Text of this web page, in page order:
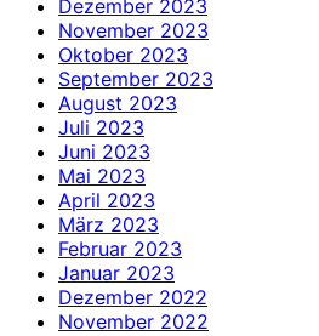
Dezember 2023
November 2023
Oktober 2023
September 2023
August 2023
Juli 2023
Juni 2023
Mai 2023
April 2023
März 2023
Februar 2023
Januar 2023
Dezember 2022
November 2022